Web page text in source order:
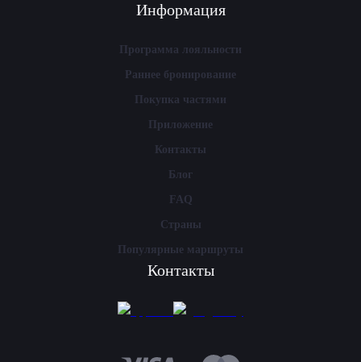
Информация
Программа лояльности
Раннее бронирование
Покупка частями
Приложение
Контакты
Блог
FAQ
Страны
Популярные маршруты
Контакты